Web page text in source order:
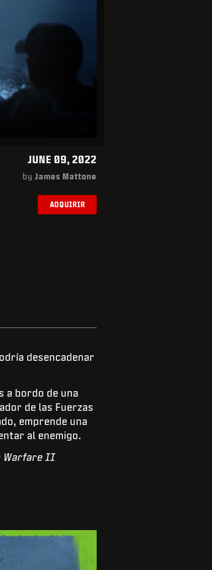
JUNE 09, 2022
byJames Mattone
ADQUIRIR
desencadenar
a bordo de una
de las Fuerzas
emprende una
al enemigo.
Warfare II